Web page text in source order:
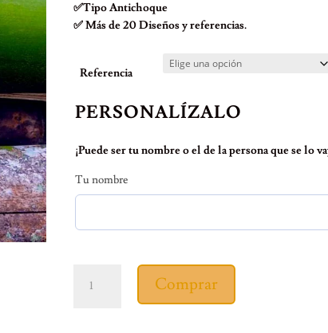
✅Tipo Antichoque
✅ Más de 20 Diseños y referencias.
Referencia
PERSONALÍZALO
¡Puede ser tu nombre o el de la persona que se lo
Tu nombre
wondercol
Comprar